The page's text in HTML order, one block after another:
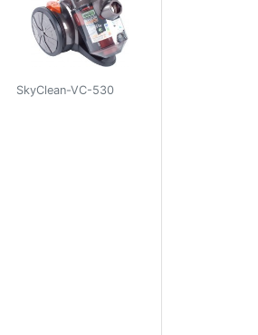
SkyClean-VC-530